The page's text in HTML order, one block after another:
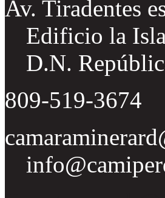
Av. Tiradentes
Edificio la
D.N.
809-519-3674